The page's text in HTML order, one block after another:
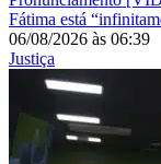
Fátima está
06/08/2026 às 06:39
Justiça